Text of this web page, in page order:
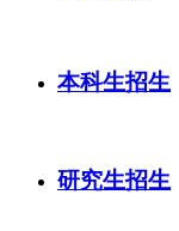
本科生招生
研究生招生